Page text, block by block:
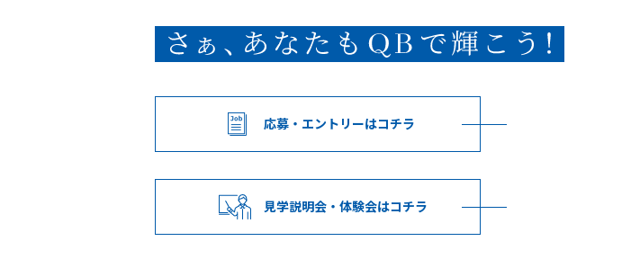
応募・エントリーはコチラ
見学説明会・ 体験会はコチラ